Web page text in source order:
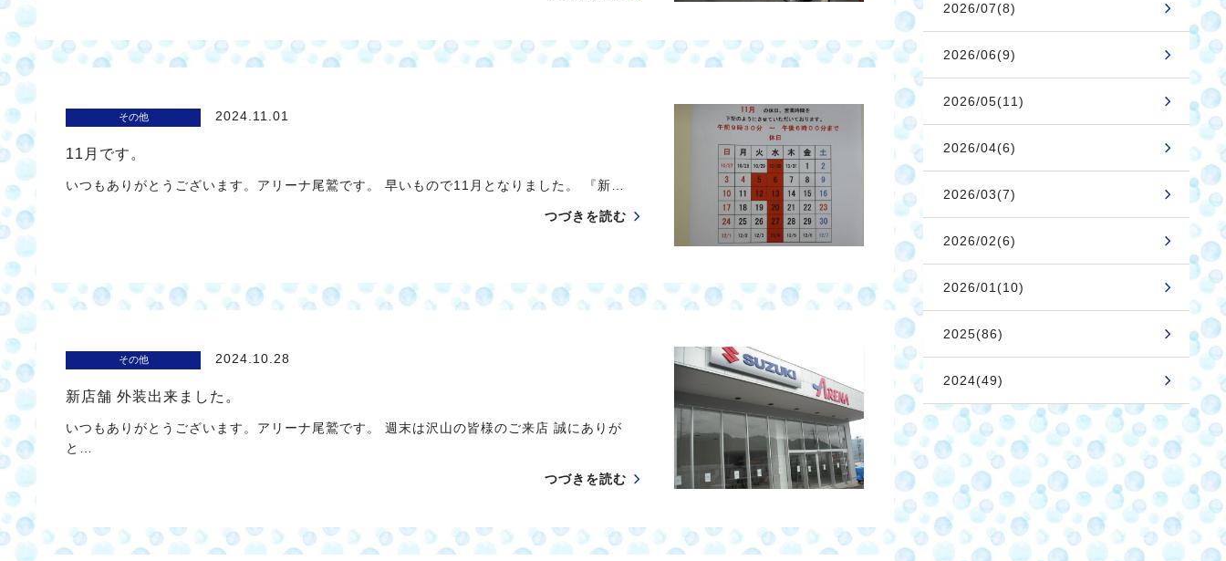
その他 2024.11.01
11月です。
いつもありがとうございます。アリーナ尾鷲です。 早いもので11月となりました。 『新…
つづきを読む
その他 2024.10.28
新店舗 外装出来ました。
いつもありがとうございます。アリーナ尾鷲です。 週末は沢山の皆様のご来店 誠にありが
と…
つづきを読む
2026/07(8)
2026/06(9)
2026/05(11)
2026/04(6)
2026/03(7)
2026/02(6)
2026/01(10)
2025(86)
2024(49)